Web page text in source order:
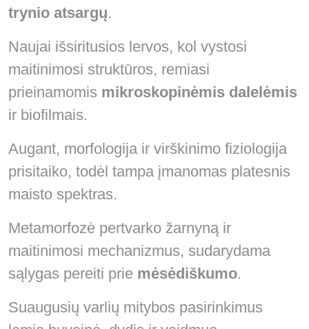
trynio atsargų.
Naujai išsiritusios lervos, kol vystosi
maitinimosi struktūros, remiasi
prieinamomis mikroskopinėmis dalelėmis
ir biofilmais.
Augant, morfologija ir virškinimo fiziologija
prisitaiko, todėl tampa įmanomas platesnis
maisto spektras.
Metamorfozė pertvarko žarnyną ir
maitinimosi mechanizmus, sudarydama
sąlygas pereiti prie mėsėdiškumo.
Suaugusių varlių mitybos pasirinkimus